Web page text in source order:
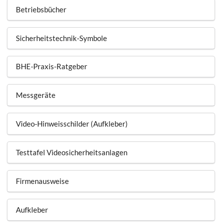
Betriebsbücher
Sicherheitstechnik-Symbole
BHE-Praxis-Ratgeber
Messgeräte
Video-Hinweisschilder (Aufkleber)
Testtafel Videosicherheitsanlagen
Firmenausweise
Aufkleber